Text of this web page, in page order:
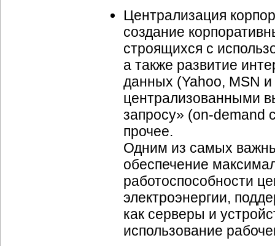
Централизация
создание
строящихся с
а также развитие
данных (Yahoo, MSN и
централизованными
запросу» (on-
прочее.
Одним из самых
обеспечение
работоспособности
электроэнергии,
как серверы и
использование